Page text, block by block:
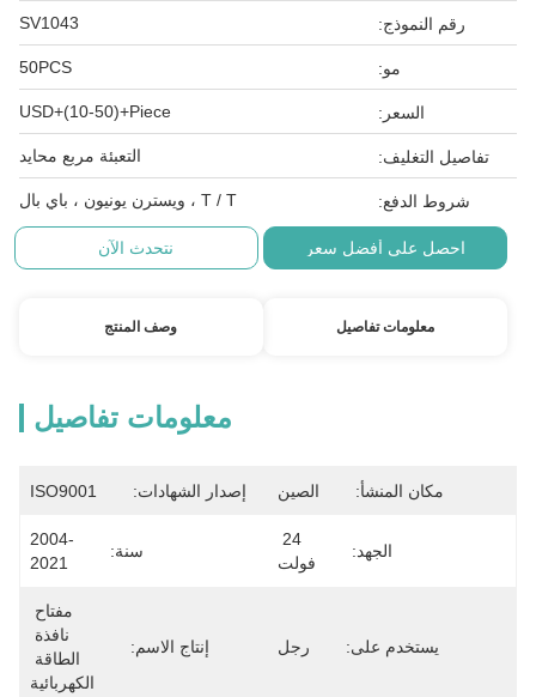
رقم النموذج: SV1043
50PCS
السعر: USD+(10-50)+Piece
تفاصيل التغليف: التعبئة مربع محايد
شروط الدفع: T / T ، ويسترن يونيون ، باي بال
احصل على أفضل سعر نتحدث الآن
معلومات تفاصيل وصف المنتج
معلومات تفاصيل
مكان المنشأ: الصين إصدار الشهادات: ISO9001
الجهد:
فولت
سنة:
2004-
2021
يستخدم على: رجل إنتاج الاسم:
مفتاح
نافذة
الطاقة
الكهربائية